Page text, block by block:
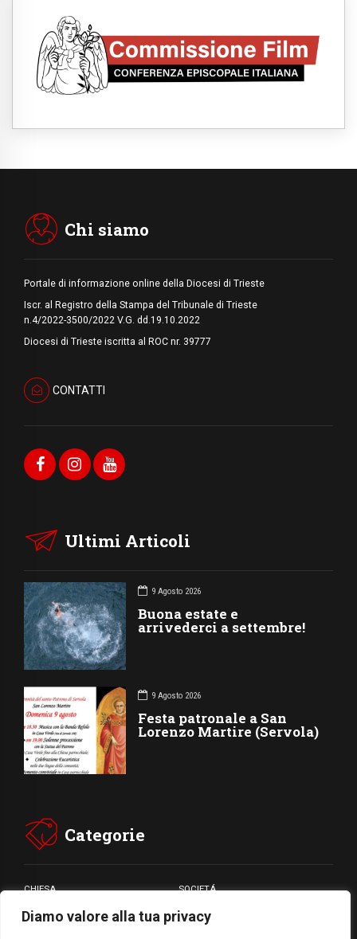
Diamo valore alla tua privacy
vittoria dell'amore sulla morte
08.08.2026
Hebdomada Papae: il Gr in latino dell'8
agosto
palazzi del potere ma si identifica coi
Chi siamo
Portale di informazione online della Diocesi di Trieste
Iscr. al Registro della Stampa del Tribunale di Trieste
n.4/2022-3500/2022 V.G. dd.19.10.2022
Diocesi di Trieste iscritta al ROC nr. 39777
CONTATTI
Ultimi Articoli
9 Agosto 2026
Buona estate e
arrivederci a settembre!
9 Agosto 2026
Festa patronale a San
Lorenzo Martire (Servola)
Categorie
CHIESA SOCIETÁ
CARITÁ GIUBILEO